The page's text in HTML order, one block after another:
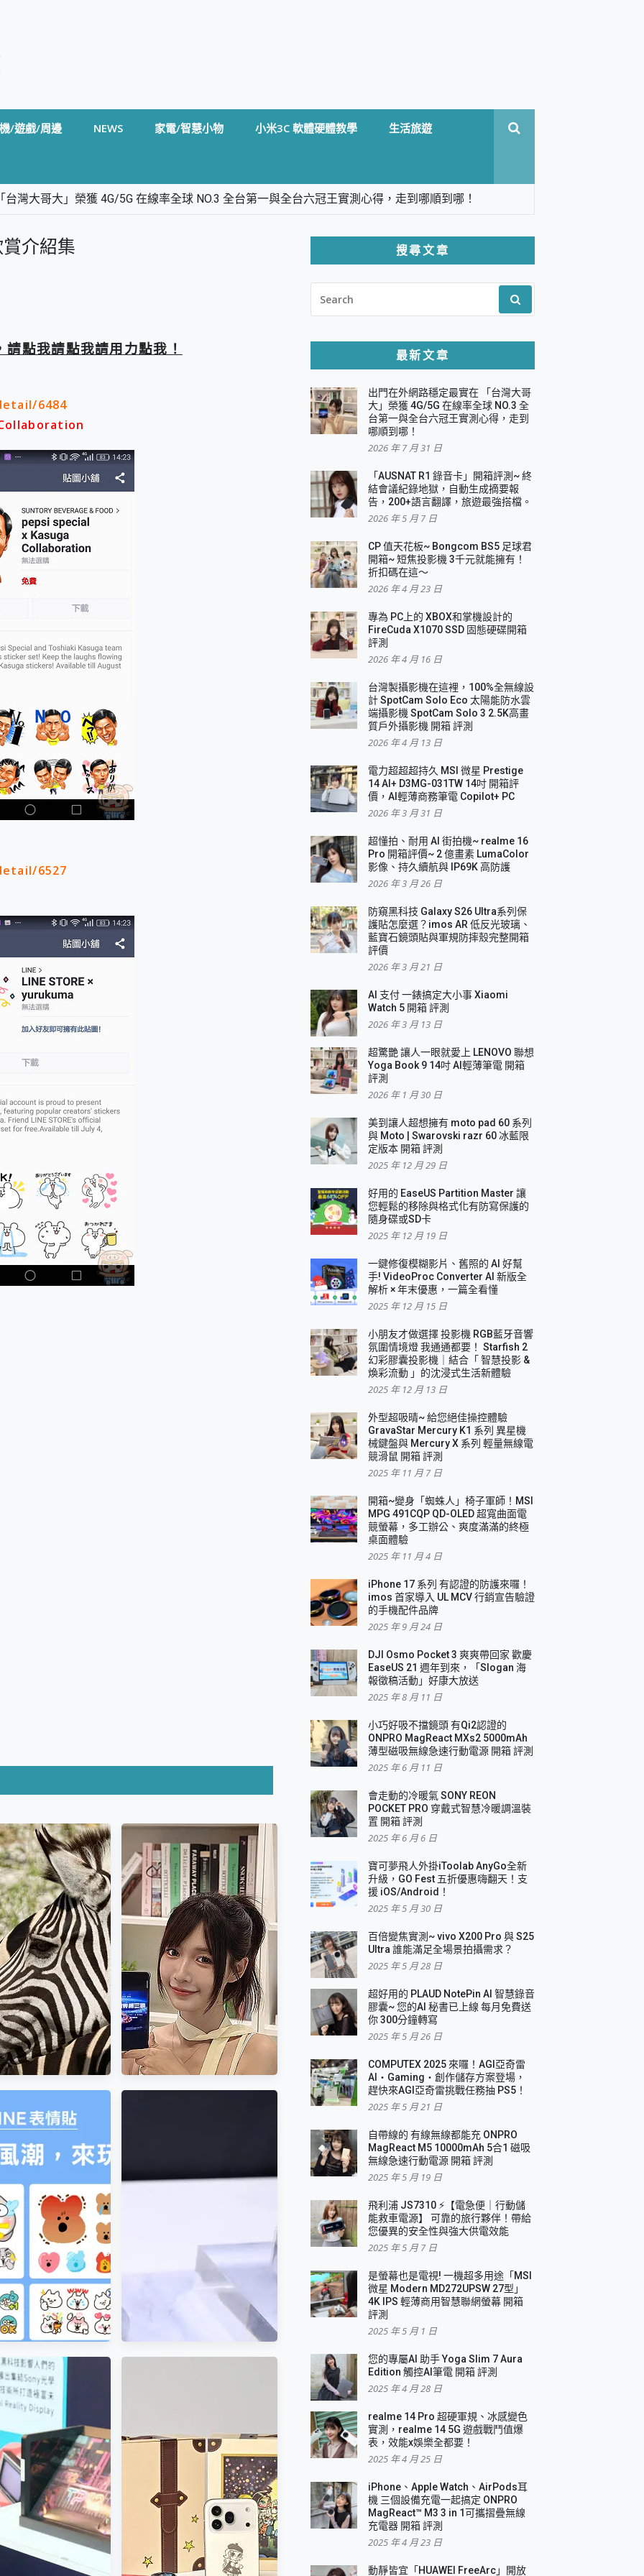
/遊戲/周邊 NEWS 家電/智慧小物 小米3C 軟體硬體教學 生活旅遊
灣大哥大」榮獲 4G/5G 在線率全球 NO.3 全台第一與全台六冠王實測心得，走到哪順到哪！
的 FireCuda X1070 SSD 固態硬碟開箱 評測
全無線設計 SpotCam Solo Eco 太陽能防水雲端攝影機 SpotCam Solo 3 2.5K高畫質戶外攝影機 開箱 評
14 AI+ D3MG-031TW 14吋 開箱評價，AI輕薄商務筆電 Copilot+ PC
Watch 5 開箱 評測
聯想 Yoga Book 9 14吋 AI輕薄筆電 開箱 評測
60 系列 與 Moto | Swarovski razr 60 冰藍限定版本 開箱 評測
好幫手! VideoProc Converter AI 新版全解析 × 年末優惠，一篇全看懂
藍牙音響 氛圍情境燈 我通通都要！ Starfish 2 幻彩膠囊投影機｜結合「 智慧投影 & 煥彩流動 」的沈浸
驗 GravaStar Mercury K1 系列 異星機械鍵盤與 Mercury X 系列 輕量無線電競滑鼠 開箱 評測
來囉！ imos 首家導入 UL MCV 行銷宣告驗證的手機配件品牌
家 歡慶 EaseUS 21 週年到來，「Slogan 海報徵稿活動」好康大放送
的 ONPRO MagReact MXs2 5000mAh薄型磁吸無線急速行動電源 開箱 評測
POCKET PRO 穿戴式智慧冷暖調溫裝置 開箱 評測
全新升級，GO Fest 五折優惠嗨翻天！支援 iOS/Android！
與 S25 Ultra 誰能滿足全場景拍攝需求？
智慧錄音膠囊~ 您的AI 秘書已上線 每月免費送你 300分鐘轉寫
亞奇雷 AI・Gaming・創作儲存方案登場，趕快來AGI亞奇雷挑戰任務抽 PS5！
MagReact M5 10000mAh 5合1 磁吸無線急速行動電源 開箱 評測
行動儲能救車電源】 可靠的旅行夥伴！帶給您優異的安全性與強大供電效能
途「MSI微星 Modern MD272UPSW 27型」 4K IPS 輕薄商用智慧聯網螢幕 開箱 評測
Aura Edition 觸控AI筆電 開箱 評測
感變色實測，realme 14 5G 遊戲戰鬥值爆表，效能x娛樂全都要！
耳機 三個設備充電一起搞定 ONPRO MagReact™ M3 3 in 1可攜摺疊無線充電器 開箱 評測
」開放式耳掛耳機，無感配戴! 超穩超服貼，音質、通話也很優質
的 Zeiss 潮流攝影棚!
衣莉莎白 H1 Neo分子篩洗脫烘 AI 滾筒洗衣機
寬頻 SoundBox 劇院串流盒 開箱 評測
vivo X200 Pro、vivo X200 就是這麼好拍
線上去聲器一鍵去除人聲 人聲 音樂分離 2024 消除人聲推薦
~~ iToolab AnyGo 魔物獵人 Now飛人 ios教學 不出門也可以到處走
一次充5個設備 充好充滿 CUKTECH 酷態科 300W 微型充電站 開箱 評測
這麼簡單 EaseUS Data Recovery Wizard Free 18.0.0 業界最好的資料救援軟體
程式 EaseUS Partition Master 就是這麼簡單
深度的 Leica 影像旗艦手機! 加碼小旗艦 Xiaomi 14 開箱 評測
智慧降噪升級、音質明亮溫潤，並支援雙設備連接~
囉 完美保護 MSI Claw A1M-026TW 電競掌機
評測! 首搭蔡司光學鏡頭、攝影棚級柔光環、拍攝功能最好玩的美拍神機 vivo V30 Pro
星 MSI Claw A1M-026TW 電競掌機 開箱 評測
超好用的隱磁支架 O-ONE MAG 最會吸的行動電源 開箱 評測
鏡實測：Find X9 Ultra 光學長焦隨手拍，紀錄生活就是這麼簡單
5 Pro Max，有螢幕的耳機會是智商稅嗎?
介紹集
點我請點我請用力點我！
6484
6527
蘇 300mm 專業增
：Find X9 Ultra 光
手拍，紀錄生活就
是這麼簡單
出門在外網路穩定最實在
哪順到哪！
應」LINE 新功能這
室互動、聊天情緒
更到位
近八千元的 Soundcore
Liberty 5 Pro Max，有螢幕
的耳機會是智商稅嗎?
搜尋文章
FOR:
最新文章
出門在外網路穩定最實在 「台灣大哥
大」榮獲 4G/5G 在線率全球 NO.3 全
台第一與全台六冠王實測心得，走到
哪順到哪！
2026 年 7 月 31 日
「AUSNAT R1 錄音卡」開箱評測~ 終
結會議紀錄地獄，自動生成摘要報
告，200+語言翻譯，旅遊最強搭檔。
2026 年 5 月 7 日
CP 值天花板~ Bongcom BS5 足球君
開箱~ 短焦投影機 3千元就能擁有！
折扣碼在這～
2026 年 4 月 23 日
專為 PC上的 XBOX和掌機設計的
FireCuda X1070 SSD 固態硬碟開箱
評測
2026 年 4 月 16 日
台灣製攝影機在這裡，100%全無線設
計 SpotCam Solo Eco 太陽能防水雲
端攝影機 SpotCam Solo 3 2.5K高畫
質戶外攝影機 開箱 評測
2026 年 4 月 13 日
電力超超超持久 MSI 微星 Prestige
14 AI+ D3MG-031TW 14吋 開箱評
價，AI輕薄商務筆電 Copilot+ PC
2026 年 3 月 31 日
超懂拍、耐用 AI 街拍機~ realme 16
Pro 開箱評價~ 2 億畫素 LumaColor
影像、持久續航與 IP69K 高防護
2026 年 3 月 26 日
防窺黑科技 Galaxy S26 Ultra系列保
護貼怎麼選？imos AR 低反光玻璃、
藍寶石鏡頭貼與軍規防摔殼完整開箱
評價
2026 年 3 月 21 日
AI 支付 一錶搞定大小事 Xiaomi
Watch 5 開箱 評測
2026 年 3 月 13 日
超驚艷 讓人一眼就愛上 LENOVO 聯想
Yoga Book 9 14吋 AI輕薄筆電 開箱
評測
2026 年 1 月 30 日
美到讓人超想擁有 moto pad 60 系列
與 Moto | Swarovski razr 60 冰藍限
定版本 開箱 評測
2025 年 12 月 29 日
好用的 EaseUS Partition Master 讓
您輕鬆的移除與格式化有防寫保護的
隨身碟或SD卡
2025 年 12 月 19 日
一鍵修復模糊影片、舊照的 AI 好幫
手! VideoProc Converter AI 新版全
解析 × 年末優惠，一篇全看懂
2025 年 12 月 15 日
小朋友才做選擇 投影機 RGB藍牙音響
氛圍情境燈 我通通都要！ Starfish 2
幻彩膠囊投影機｜結合「 智慧投影 &
煥彩流動 」的沈浸式生活新體驗
2025 年 12 月 13 日
外型超吸晴~ 給您絕佳操控體驗
GravaStar Mercury K1 系列 異星機
械鍵盤與 Mercury X 系列 輕量無線電
競滑鼠 開箱 評測
2025 年 11 月 7 日
開箱~變身「蜘蛛人」椅子軍師！MSI
MPG 491CQP QD-OLED 超寬曲面電
競螢幕，多工辦公、爽度滿滿的終極
桌面體驗
2025 年 11 月 4 日
iPhone 17 系列 有認證的防護來囉！
imos 首家導入 UL MCV 行銷宣告驗證
的手機配件品牌
2025 年 9 月 24 日
DJI Osmo Pocket 3 爽爽帶回家 歡慶
EaseUS 21 週年到來，「Slogan 海
報徵稿活動」好康大放送
2025 年 8 月 11 日
小巧好吸不擋鏡頭 有Qi2認證的
ONPRO MagReact MXs2 5000mAh
薄型磁吸無線急速行動電源 開箱 評測
2025 年 6 月 11 日
會走動的冷暖氣 SONY REON
POCKET PRO 穿戴式智慧冷暖調溫裝
置 開箱 評測
2025 年 6 月 6 日
寶可夢飛人外掛iToolab AnyGo全新
升級，GO Fest 五折優惠嗨翻天！支
援 iOS/Android！
2025 年 5 月 30 日
百倍變焦實測~ vivo X200 Pro 與 S25
Ultra 誰能滿足全場景拍攝需求？
2025 年 5 月 28 日
超好用的 PLAUD NotePin AI 智慧錄音
膠囊~ 您的AI 秘書已上線 每月免費送
你 300分鐘轉寫
2025 年 5 月 26 日
COMPUTEX 2025 來囉！AGI亞奇雷
AI・Gaming・創作儲存方案登場，
趕快來AGI亞奇雷挑戰任務抽 PS5！
2025 年 5 月 21 日
自帶線的 有線無線都能充 ONPRO
MagReact M5 10000mAh 5合1 磁吸
無線急速行動電源 開箱 評測
2025 年 5 月 19 日
飛利浦 JS7310 ⚡【電急便｜行動儲
能救車電源】 可靠的旅行夥伴！帶給
您優異的安全性與強大供電效能
2025 年 5 月 7 日
是螢幕也是電視! 一機超多用途「MSI
微星 Modern MD272UPSW 27型」
4K IPS 輕薄商用智慧聯網螢幕 開箱
評測
2025 年 5 月 1 日
您的專屬AI 助手 Yoga Slim 7 Aura
Edition 觸控AI筆電 開箱 評測
2025 年 4 月 28 日
realme 14 Pro 超硬軍規、冰感變色
實測，realme 14 5G 遊戲戰鬥值爆
表，效能x娛樂全都要！
2025 年 4 月 25 日
iPhone、Apple Watch、AirPods耳
機 三個設備充電一起搞定 ONPRO
MagReact™ M3 3 in 1可攜摺疊無線
充電器 開箱 評測
2025 年 4 月 23 日
動靜皆宜「HUAWEI FreeArc」開放